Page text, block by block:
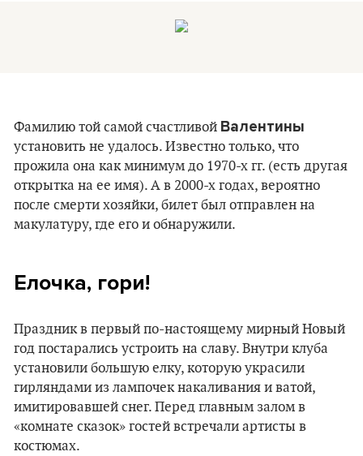
Фамилию той самой счастливой Валентины
установить не удалось. Известно только, что
прожила она как минимум до 1970-х гг. (есть другая
открытка на ее имя). А в 2000-х годах, вероятно
после смерти хозяйки, билет был отправлен на
макулатуру, где его и обнаружили.
Елочка, гори!
Праздник в первый по-настоящему мирный Новый
год постарались устроить на славу. Внутри клуба
установили большую елку, которую украсили
гирляндами из лампочек накаливания и ватой,
имитировавшей снег. Перед главным залом в
«комнате сказок» гостей встречали артисты в
костюмах.